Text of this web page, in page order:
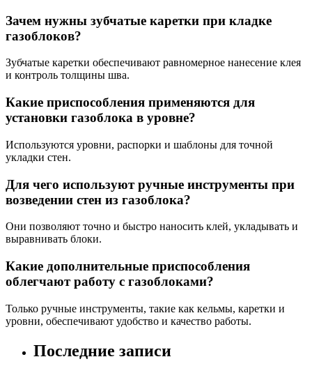
Зачем нужны зубчатые каретки при кладке
газоблоков?
Зубчатые каретки обеспечивают равномерное нанесение клея
и контроль толщины шва.
Какие приспособления применяются для
установки газоблока в уровне?
Используются уровни, распорки и шаблоны для точной
укладки стен.
Для чего используют ручные инструменты при
возведении стен из газоблока?
Они позволяют точно и быстро наносить клей, укладывать и
выравнивать блоки.
Какие дополнительные приспособления
облегчают работу с газоблоками?
Только ручные инструменты, такие как кельмы, каретки и
уровни, обеспечивают удобство и качество работы.
Последние записи